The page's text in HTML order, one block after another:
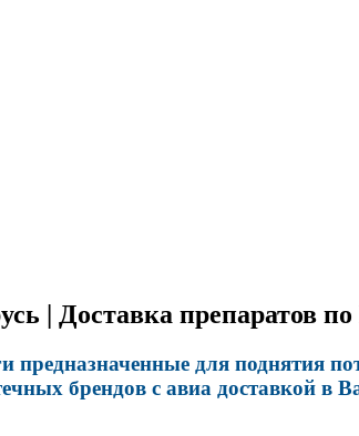
| Доставка препаратов
предназначенные для поднятия
брендов с авиа доставкой в